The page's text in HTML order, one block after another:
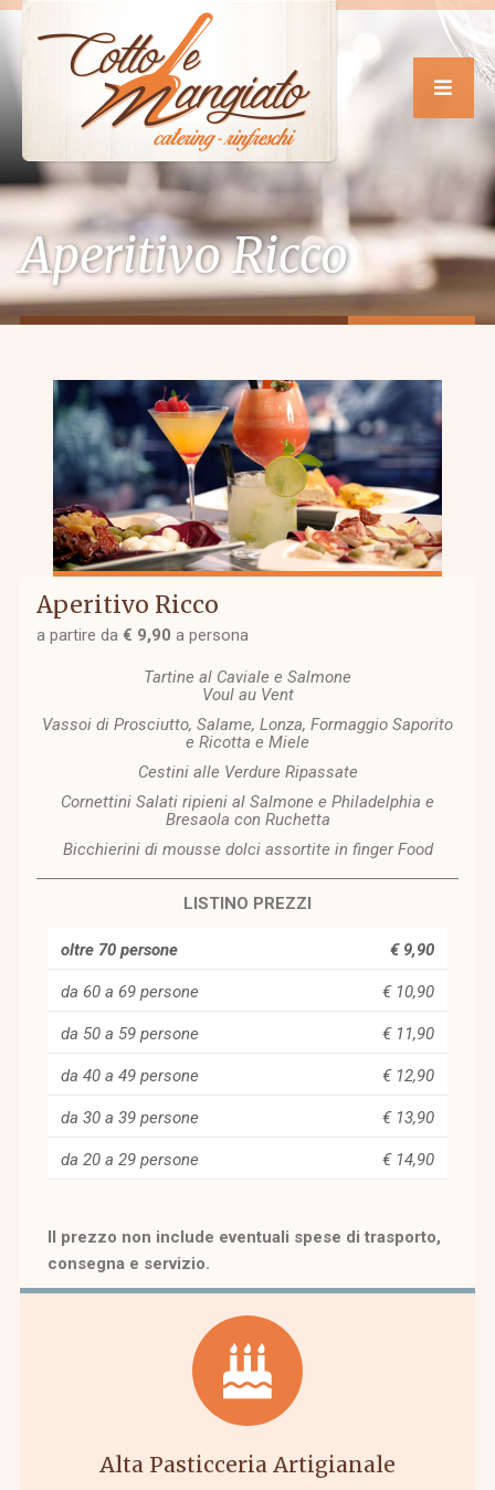
Aperitivo Ricco
Aperitivo Ricco
a partire da € 9,90 a persona
Tartine al Caviale e Salmone
Voul au Vent
Vassoi di Prosciutto, Salame, Lonza, Formaggio Saporito
e Ricotta e Miele
Cestini alle Verdure Ripassate
Cornettini Salati ripieni al Salmone e Philadelphia e
Bresaola con Ruchetta
Bicchierini di mousse dolci assortite in finger Food
LISTINO PREZZI
oltre 70 persone € 9,90
da 60 a 69 persone € 10,90
da 50 a 59 persone € 11,90
da 40 a 49 persone € 12,90
da 30 a 39 persone € 13,90
da 20 a 29 persone € 14,90
Il prezzo non include eventuali spese di trasporto,
consegna e servizio.
Alta Pasticceria Artigianale